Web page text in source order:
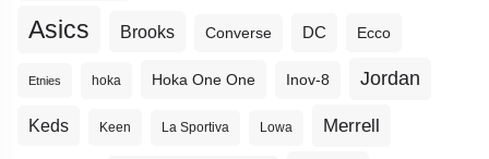
Asics Brooks Converse DC Ecco
Etnies hoka Hoka One One Inov-8 Jordan
Keds Keen La Sportiva Lowa Merrell